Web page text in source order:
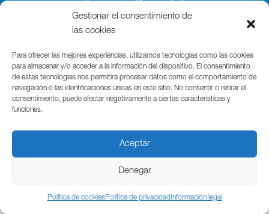
Gestionar el consentimiento de
las cookies
Para ofrecer las mejores experiencias, utilizamos tecnologías como las cookies
para almacenar y/o acceder a la información del dispositivo. El consentimiento
de estas tecnologías nos permitirá procesar datos como el comportamiento de
navegación o las identificaciones únicas en este sitio. No consentir o retirar el
consentimiento, puede afectar negativamente a ciertas características y
funciones.
Aceptar
Denegar
Política de cookiesPolítica de privacidad Información legal